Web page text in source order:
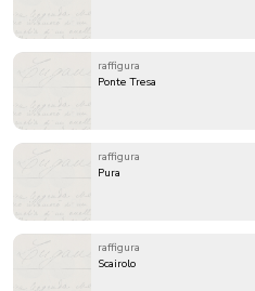
raffigura
Ponte Tresa
raffigura
Pura
raffigura
Scairolo